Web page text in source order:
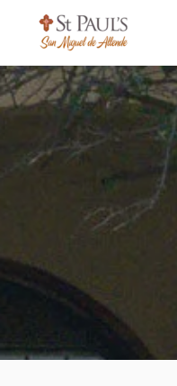
content